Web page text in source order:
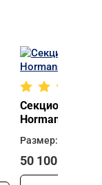
Секционные
Hormann LPU
Размер: 2750 х
50 100